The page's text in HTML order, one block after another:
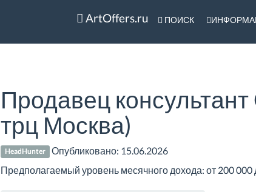
ArtOffers.ru ПОИСК
Продавец
трц Москва)
HeadHunter Опубликовано: 15.06.2026
Предполагаемый уровень месячного дохода: от 200 000